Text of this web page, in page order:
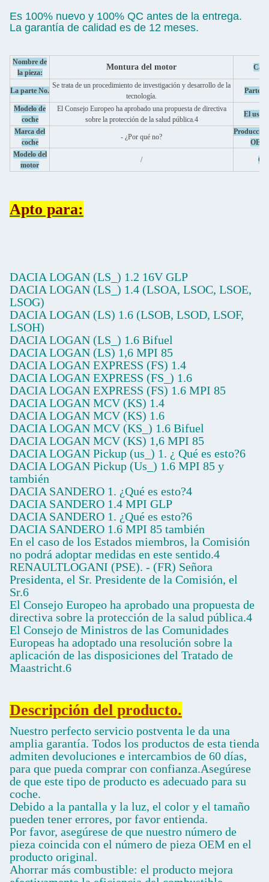
Es 100% nuevo y 100% QC antes de la entrega.
La garantía de calidad es de 12 meses.
Nombre de
la pieza:
Montura del motor
La parte No.
Se trata de un procedimiento de investigación y desarrollo de la
tecnología.
Parte
Modelo de
coche
El Consejo Europeo ha aprobado una propuesta de directiva
sobre la protección de la salud pública.4
El uso
Marca del
coche
- ¿Por qué no?
Modelo del
motor
/
Apto para:
DACIA LOGAN (LS_) 1.2 16V GLP
DACIA LOGAN (LS_) 1.4 (LSOA, LSOC, LSOE,
LSOG)
DACIA LOGAN (LS) 1.6 (LSOB, LSOD, LSOF,
LSOH)
DACIA LOGAN (LS_) 1.6 Bifuel
DACIA LOGAN (LS) 1,6 MPI 85
DACIA LOGAN EXPRESS (FS) 1.4
DACIA LOGAN EXPRESS (FS_) 1.6
DACIA LOGAN EXPRESS (FS) 1.6 MPI 85
DACIA LOGAN MCV (KS) 1.4
DACIA LOGAN MCV (KS) 1.6
DACIA LOGAN MCV (KS_) 1.6 Bifuel
DACIA LOGAN MCV (KS) 1,6 MPI 85
DACIA LOGAN Pickup (us_) 1. ¿ Qué es esto?6
DACIA LOGAN Pickup (Us_) 1.6 MPI 85 y
también
DACIA SANDERO 1. ¿Qué es esto?4
DACIA SANDERO 1.4 MPI GLP
DACIA SANDERO 1. ¿Qué es esto?6
DACIA SANDERO 1.6 MPI 85 también
En el caso de los Estados miembros, la Comisión
no podrá adoptar medidas en este sentido.4
RENAULTLOGANI (PSE). - (FR) Señora
Presidenta, el Sr. Presidente de la Comisión, el
Sr.6
El Consejo Europeo ha aprobado una propuesta de
directiva sobre la protección de la salud pública.4
El Consejo de Ministros de las Comunidades
Europeas ha adoptado una resolución sobre la
aplicación de las disposiciones del Tratado de
Maastricht.6
Descripción del producto.
Nuestro perfecto servicio postventa le da una
amplia garantía. Todos los productos de esta tienda
admiten devoluciones e intercambios de 60 días,
para que pueda comprar con confianza.Asegúrese
de que este tipo de producto es adecuado para su
coche.
Debido a la pantalla y la luz, el color y el tamaño
pueden tener errores, por favor entienda.
Por favor, asegúrese de que nuestro número de
pieza coincida con el número de pieza OEM en el
producto original.
Ahorrar más combustible: el producto mejora